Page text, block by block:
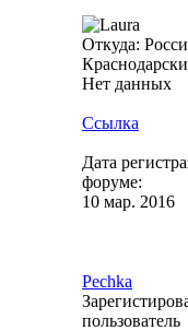
Откуда:
Нет данных
Ссылка
Дата
форуме:
10 мар. 2016
Pechka
пользователь